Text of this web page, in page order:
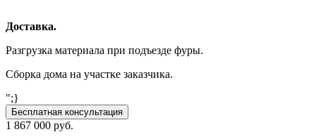
Доставка.
Разгрузка материала при подъезде фуры.
Сборка дома на участке заказчика.
";}
Бесплатная консультация
1 867 000 руб.